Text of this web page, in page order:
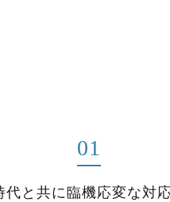
01
代と共に臨機応変な対